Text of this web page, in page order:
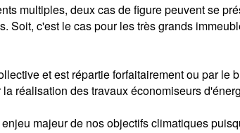
multiples, deux cas de figure peuvent se
Soit, c'est le cas pour les très grands
et est répartie forfaitairement ou par
réalisation des travaux économiseurs
majeur de nos objectifs climatiques